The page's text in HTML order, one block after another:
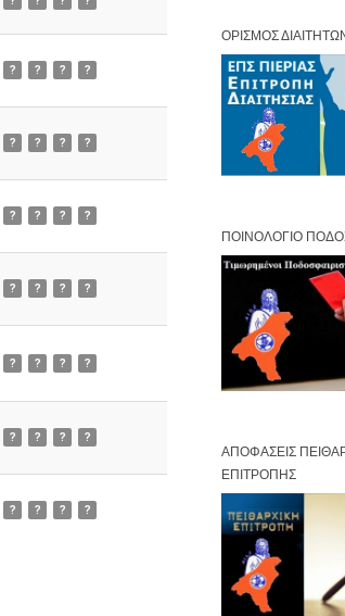
? ? ? ?
? ? ? ?
? ? ? ?
? ? ? ?
? ? ? ?
? ? ? ?
? ? ? ?
ΟΡΙΣΜΌΣ
ΠΟΙΝΟΛΌΓΙΟ
ΑΠΟΦΆΣΕΙΣ
ΕΠΙΤΡΟΠΉΣ